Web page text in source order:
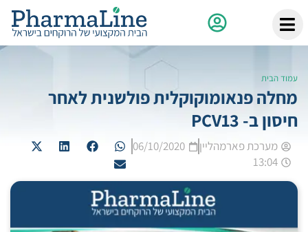
עמוד הבית
מחלה פנאומוקוקלית פולשנית לאחר
חיסון ב- PCV13
מערכת פארמהליין
06/10/2020
13:04